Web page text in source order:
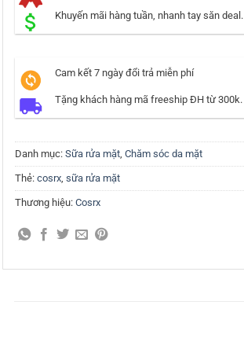
Khuyến mãi hàng tuần, nhanh tay săn deal.
Cam kết 7 ngày đổi trả miễn phí
Tặng khách hàng mã freeship ĐH từ 300k.
Danh mục: Sữa rửa mặt Chăm sóc da mặt
Thẻ: cosrx sữa rửa mặt
Thương hiệu: Cosrx